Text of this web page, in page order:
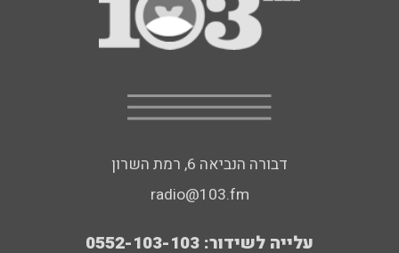
דבורה הנביאה 6, רמת השרון
radio@103.fm
עלייה לשידור: 0552-103-103